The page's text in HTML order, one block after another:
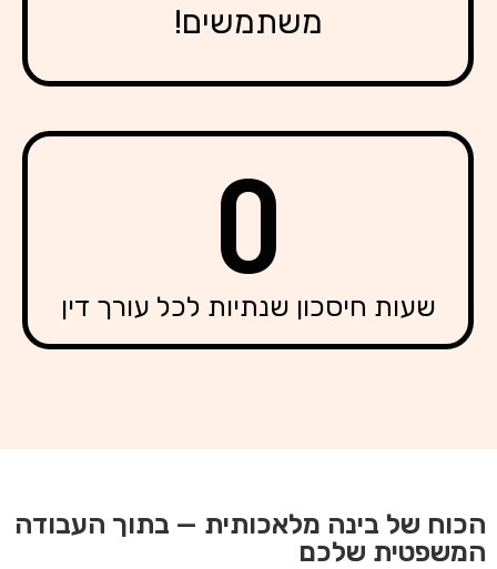
משתמשים!
שעות חיסכון שנתיות לכל עורך דין
0
הכוח של בינה מלאכותית — בתוך העבודה
המשפטית שלכם